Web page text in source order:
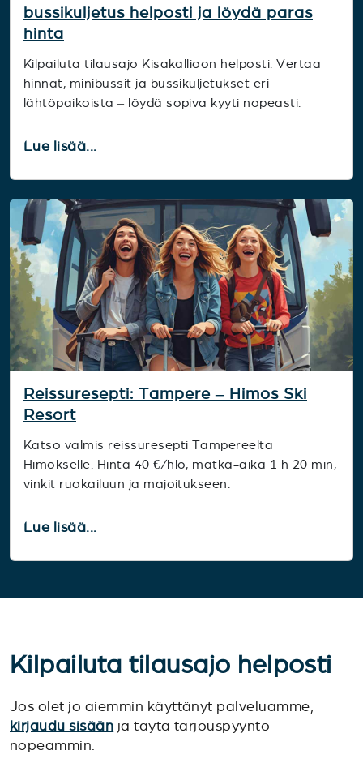
bussikuljetus helposti ja löydä paras
hinta
Kilpailuta tilausajo Kisakallioon helposti. Vertaa
hinnat, minibussit ja bussikuljetukset eri
lähtöpaikoista – löydä sopiva kyyti nopeasti.
Lue lisää...
Reissuresepti: Tampere – Himos Ski
Resort
Katso valmis reissuresepti Tampereelta
Himokselle. Hinta 40 €/hlö, matka-aika 1 h 20 min,
vinkit ruokailuun ja majoitukseen.
Lue lisää...
Kilpailuta tilausajo helposti
Jos olet jo aiemmin käyttänyt palveluamme,
kirjaudu sisään ja täytä tarjouspyyntö
nopeammin.